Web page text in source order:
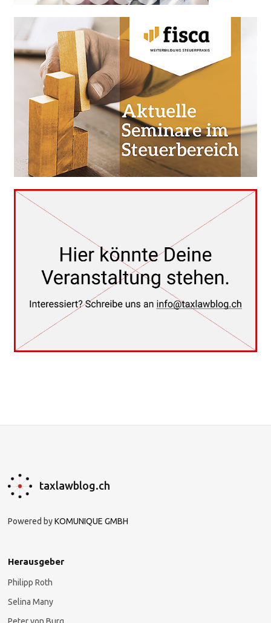
taxlawblog.ch
Powered byKOMUNIQUE GMBH
Herausgeber
Philipp Roth
Selina Many